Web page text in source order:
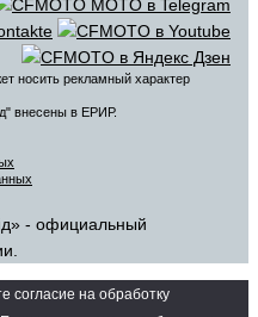
носить рекламный характер
внесены в ЕРИР.
- официальный
согласие на обработку